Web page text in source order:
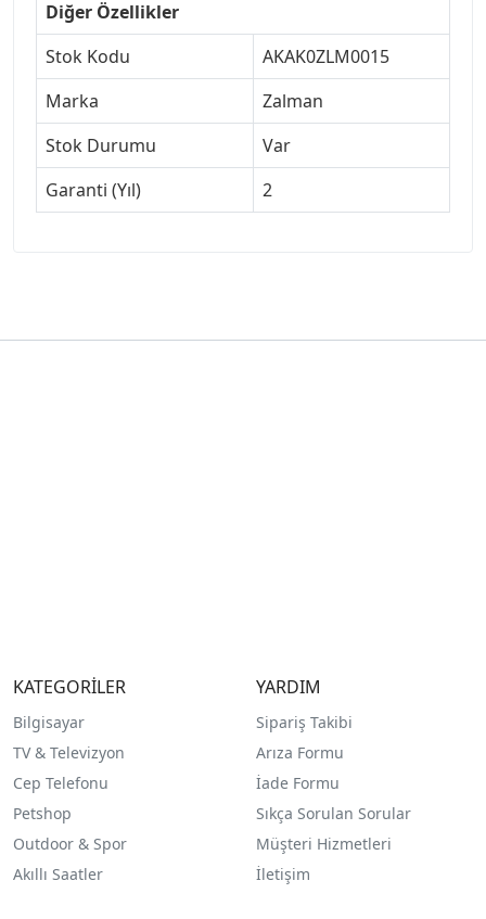
Diğer Özellikler
Stok Kodu
AKAK0ZLM0015
Marka
Zalman
Stok Durumu
Var
Garanti (Yıl)
2
KATEGORİLER
Bilgisayar
TV & Televizyon
Cep Telefonu
Petshop
Outdoor & Spor
Akıllı Saatler
YARDIM
Sipariş Takibi
Arıza Formu
İade Formu
Sıkça Sorulan Sorular
Müşteri Hizmetleri
İletişim